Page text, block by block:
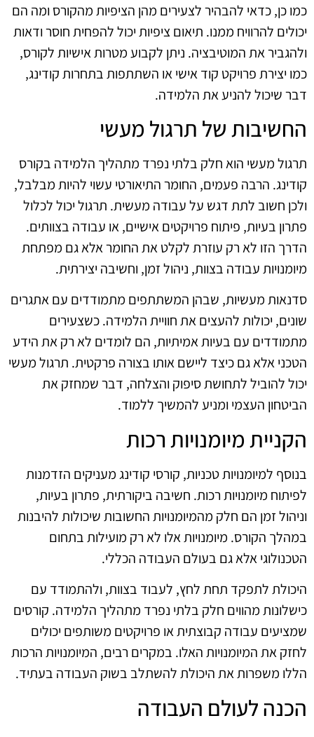
כמו כן, כדאי להבהיר לצעירים מהן הציפיות מהקורס ומה הם
יכולים להרוויח ממנו. תיאום ציפיות יכול להפחית חוסר ודאות
ולהגביר את המוטיבציה. ניתן לקבוע מטרות אישיות לקורס,
כמו יצירת פרויקט קוד אישי או השתתפות בתחרות קודינג,
דבר שיכול להניע את הלמידה.
החשיבות של תרגול מעשי
תרגול מעשי הוא חלק בלתי נפרד מתהליך הלמידה בקורס
קודינג. הרבה פעמים, החומר התיאורטי עשוי להיות מבלבל,
ולכן חשוב לתת דגש על עבודה מעשית. תרגול יכול לכלול
פתרון בעיות, פיתוח פרויקטים אישיים, או עבודה בצוותים.
הדרך הזו לא רק עוזרת לקלט את החומר אלא גם מפתחת
מיומנויות עבודה בצוות, ניהול זמן, וחשיבה יצירתית.
סדנאות מעשיות, שבהן המשתתפים מתמודדים עם אתגרים
שונים, יכולות להעצים את חוויית הלמידה. כשצעירים
מתמודדים עם בעיות אמיתיות, הם לומדים לא רק את הידע
הטכני אלא גם כיצד ליישם אותו בצורה פרקטית. תרגול מעשי
יכול להוביל לתחושת סיפוק והצלחה, דבר שמחזק את
הביטחון העצמי ומניע להמשיך ללמוד.
הקניית מיומנויות רכות
בנוסף למיומנויות טכניות, קורסי קודינג מעניקים הזדמנות
לפיתוח מיומנויות רכות. חשיבה ביקורתית, פתרון בעיות,
וניהול זמן הם חלק מהמיומנויות החשובות שיכולות להיבנות
במהלך הקורס. מיומנויות אלו לא רק מועילות בתחום
הטכנולוגי אלא גם בעולם העבודה הכללי.
היכולת לתפקד תחת לחץ, לעבוד בצוות, ולהתמודד עם
כישלונות מהווים חלק בלתי נפרד מתהליך הלמידה. קורסים
שמציעים עבודה קבוצתית או פרויקטים משותפים יכולים
לחזק את המיומנויות האלו. במקרים רבים, המיומנויות הרכות
הללו משפרות את היכולת להשתלב בשוק העבודה בעתיד.
הכנה לעולם העבודה